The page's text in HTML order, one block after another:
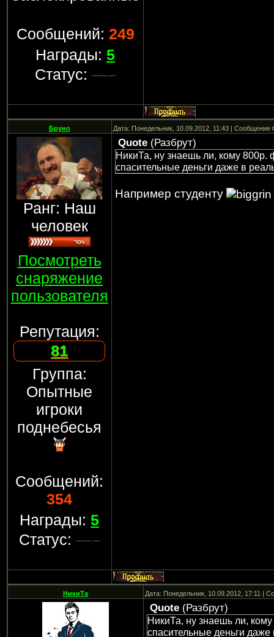
Сообщений: 249
Награды: 5
Статус:
Бруно Дата: Понедельник, 10.09.2012, 11:43 | Сообщение
Ранг: Наш
человек
Посмотреть
снаряжение
пользователя
Репутация:
81
Группа:
Опытные
игроки
поднебесья
Сообщений:
354
Награды: 5
Статус:
Quote(Разбрут)
НикиТа, ну знаешь ли, кому 800р.
спасительные деньги даже в
Например студенту
НикиТа Дата: Понедельник, 10.09.2012, 17:11 |
Quote(Разбрут)
НикиТа, ну знаешь ли,
спасительные деньги